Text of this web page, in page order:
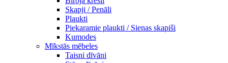
Skapji / Penāli
Plaukti
Piekaramie plaukti / Sienas skapiši
Kumodes
Mīkstās mēbeles
Taisni dīvāni